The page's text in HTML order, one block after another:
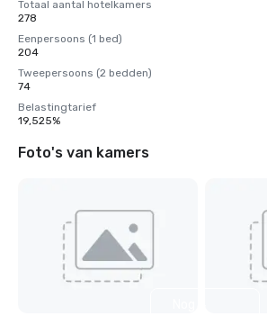
Totaal aantal hotelkamers
278
Eenpersoons (1 bed)
204
Tweepersoons (2 bedden)
74
Belastingtarief
19,525%
Foto's van kamers